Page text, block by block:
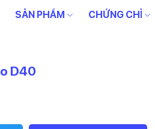
SẢN PHẨM CHỨNG CHỈ
D40